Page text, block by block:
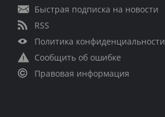
Быстрая подписка на новости
RSS
Политика конфиденциальности
Сообщить об ошибке
Правовая информация